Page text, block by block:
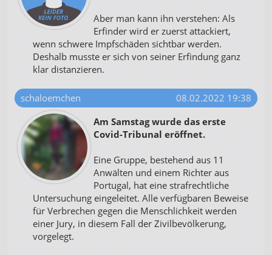
Aber man kann ihn verstehen: Als
Erfinder wird er zuerst attackiert,
wenn schwere Impfschäden sichtbar werden.
Deshalb musste er sich von seiner Erfindung ganz
klar distanzieren.
schaloemchen
08.02.2022 19:38
Am Samstag wurde das erste
Covid-Tribunal eröffnet.
Eine Gruppe, bestehend aus 11
Anwälten und einem Richter aus
Portugal, hat eine strafrechtliche
Untersuchung eingeleitet. Alle verfügbaren Beweise
für Verbrechen gegen die Menschlichkeit werden
einer Jury, in diesem Fall der Zivilbevölkerung,
vorgelegt.